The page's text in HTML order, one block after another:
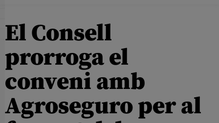
El Consell
prorroga el
conveni amb
Agroseguro per al